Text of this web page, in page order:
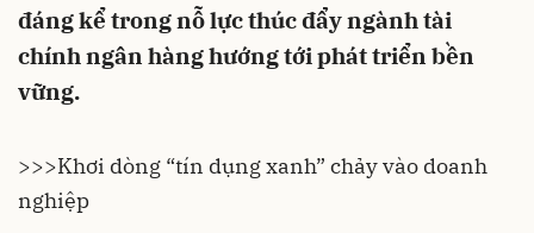
đáng kể trong nỗ lực thúc đẩy ngành tài
chính ngân hàng hướng tới phát triển bền
vững.
>>>Khơi dòng “tín dụng xanh” chảy vào doanh
nghiệp